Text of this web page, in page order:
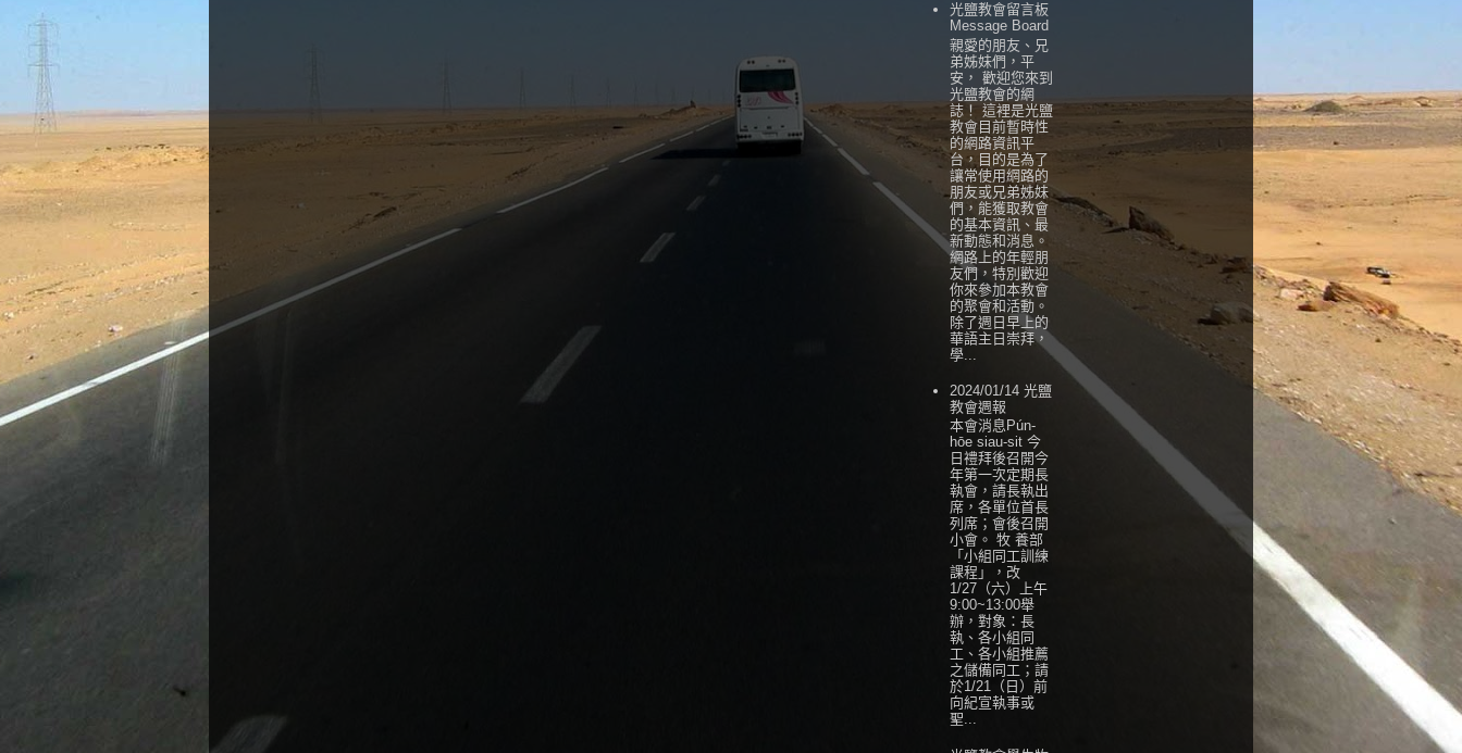
光鹽教會留言板
Message Board
親愛的朋友、兄
弟姊妹們，平
安， 歡迎您來到
光鹽教會的網
誌！ 這裡是光鹽
教會目前暫時性
的網路資訊平
台，目的是為了
讓常使用網路的
朋友或兄弟姊妹
們，能獲取教會
的基本資訊、最
新動態和消息。
網路上的年輕朋
友們，特別歡迎
你來參加本教會
的聚會和活動。
除了週日早上的
華語主日崇拜，
學...
2024/01/14 光鹽
教會週報
本會消息Pún-
hōe siau-sit 今
日禮拜後召開今
年第一次定期長
執會，請長執出
席，各單位首長
列席；會後召開
小會。 牧 養部
「小組同工訓練
課程」，改
1/27（六）上午
9:00~13:00舉
辦，對象：長
執、各小組同
工、各小組推薦
之儲備同工；請
於1/21（日）前
向紀宣執事或
聖...